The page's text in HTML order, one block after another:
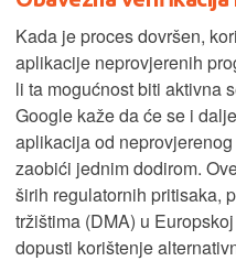
Kada je proces dovršen,
aplikacije neprovjerenih
li ta mogućnost biti aktivna
Google kaže da će se i
aplikacija od
zaobići jednim dodirom.
širih regulatornih pritisaka,
tržištima (DMA) u
dopusti korištenje